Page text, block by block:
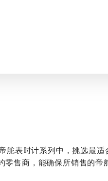
表时计系列中，挑选最适
售商，能确保所销售的帝